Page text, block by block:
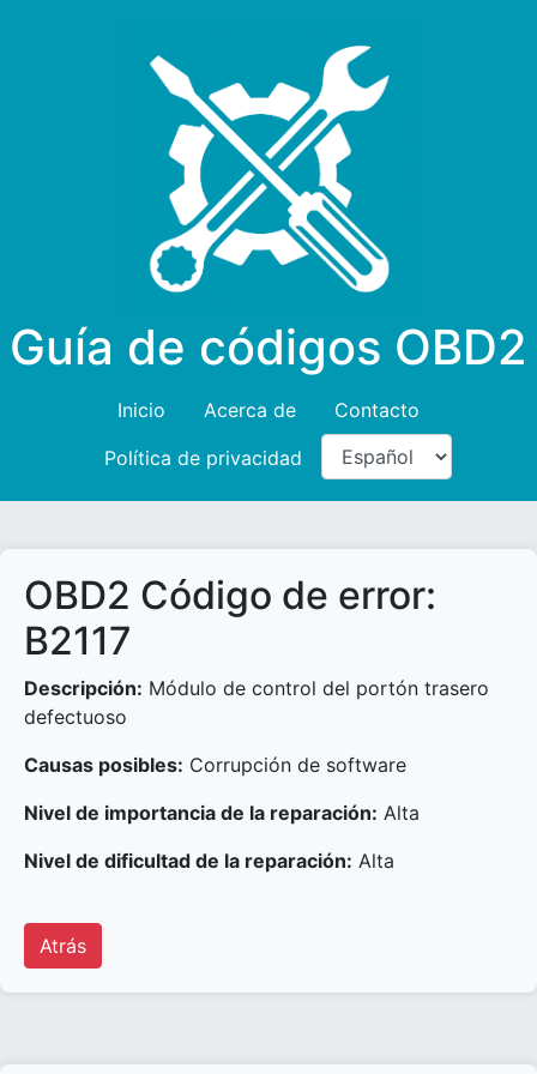
Guía de códigos OBD2
Inicio Acerca de
Contacto
Política de privacidad
OBD2 Código de error:
B2117
Descripción: Módulo de control del portón trasero
defectuoso
Causas posibles: Corrupción de software
Nivel de importancia de la reparación: Alta
Nivel de dificultad de la reparación: Alta
Atrás